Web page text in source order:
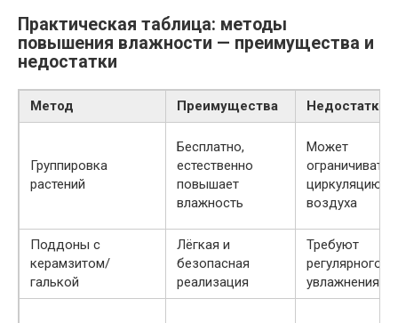
Практическая таблица: методы
повышения влажности — преимущества и
недостатки
Метод Преимущества Недостатки
Группировка
растений
Бесплатно,
естественно
повышает
влажность
Может
ограничивать
циркуляцию
воздуха
Поддоны с
керамзитом/
галькой
Лёгкая и
безопасная
реализация
Требуют
регулярного
увлажнения